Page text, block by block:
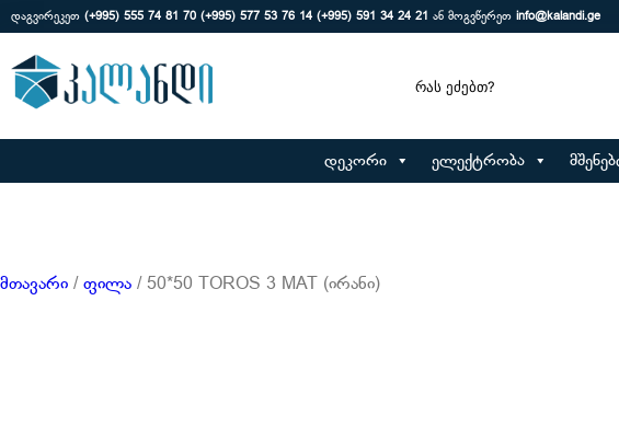
დაგვირეკეთ (+995) 555 74 81 70 (+995) 577 53 76 14 (+995) 591 34 24 21 ან მოგვწერეთ info@kalandi.ge
Search
დეკორი ელექტრობა
მთავარი / ფილა / 50*50 TOROS 3 MAT (ირანი)